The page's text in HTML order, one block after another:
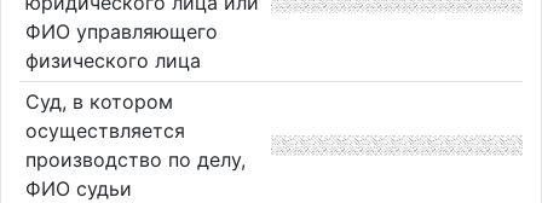
ФИО управляющего
физического лица
Суд, в котором
осуществляется
производство по делу,
ФИО судьи